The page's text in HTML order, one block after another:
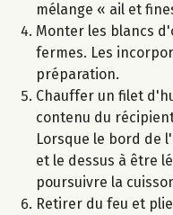
mélange « ail et
Monter les blancs
fermes. Les
préparation.
Chauffer un filet
contenu du
Lorsque le bord de
et le dessus à être
poursuivre la
Retirer du feu et